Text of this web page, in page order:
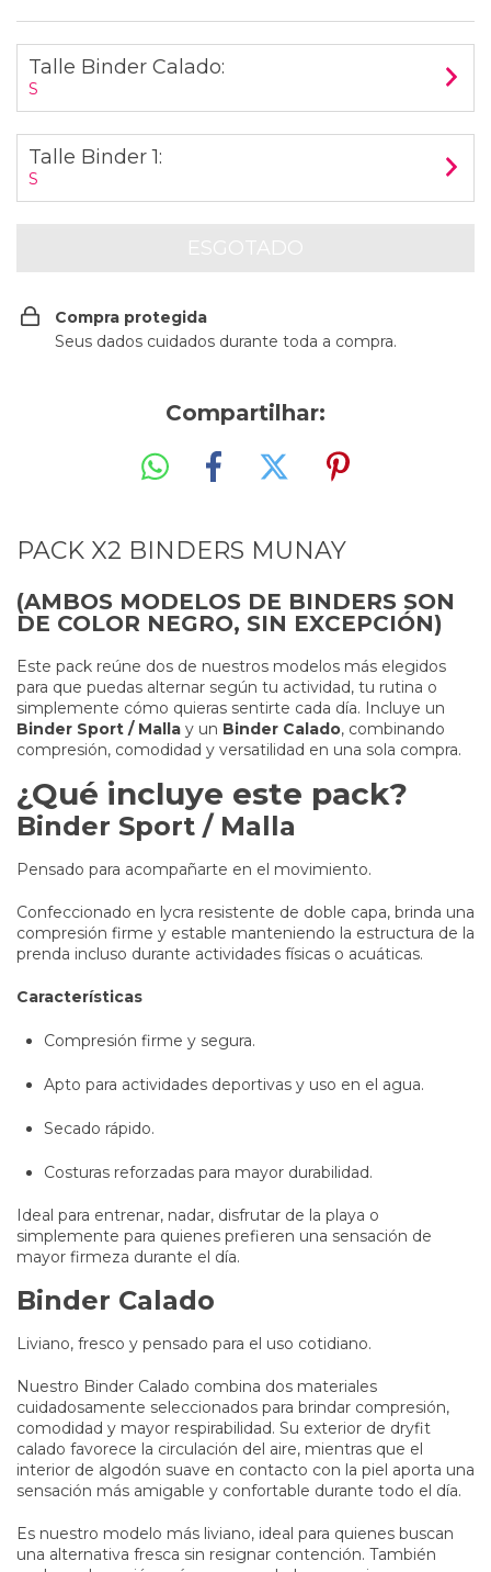
Talle Binder Calado:
S
Talle Binder 1:
S
Compra protegida
Seus dados cuidados durante toda a compra.
Compartilhar:
PACK X2 BINDERS MUNAY
(AMBOS MODELOS DE BINDERS SON
DE COLOR NEGRO, SIN EXCEPCIÓN)
Este pack reúne dos de nuestros modelos más elegidos
para que puedas alternar según tu actividad, tu rutina o
simplemente cómo quieras sentirte cada día. Incluye un
Binder Sport / Malla y un Binder Calado, combinando
compresión, comodidad y versatilidad en una sola compra.
¿Qué incluye este pack?
Binder Sport / Malla
Pensado para acompañarte en el movimiento.
Confeccionado en lycra resistente de doble capa, brinda una
compresión firme y estable manteniendo la estructura de la
prenda incluso durante actividades físicas o acuáticas.
Características
Compresión firme y segura.
Apto para actividades deportivas y uso en el agua.
Secado rápido.
Costuras reforzadas para mayor durabilidad.
Ideal para entrenar, nadar, disfrutar de la playa o
simplemente para quienes prefieren una sensación de
mayor firmeza durante el día.
Binder Calado
Liviano, fresco y pensado para el uso cotidiano.
Nuestro Binder Calado combina dos materiales
cuidadosamente seleccionados para brindar compresión,
comodidad y mayor respirabilidad. Su exterior de dryfit
calado favorece la circulación del aire, mientras que el
interior de algodón suave en contacto con la piel aporta una
sensación más amigable y confortable durante todo el día.
Es nuestro modelo más liviano, ideal para quienes buscan
una alternativa fresca sin resignar contención. También